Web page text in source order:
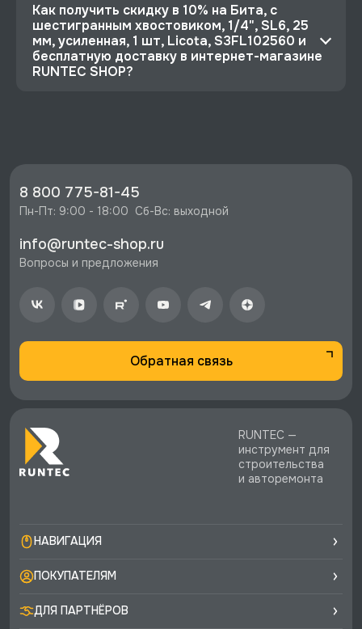
Как получить скидку в 10% на Бита, с
шестигранным хвостовиком, 1/4", SL6, 25
мм, усиленная, 1 шт, Licota, S3FL102560 и
бесплатную доставку в интернет-магазине
RUNTEC SHOP?
S3FL102560 со скидкой - 73 руб.
⚡️ Бесплатная доставка в Москве, Санкт-
стоимости заказа.
8 800 775-81-45
Пн-Пт: 9:00 - 18:00  Сб-Вс: выходной
info@runtec-shop.ru
Вопросы и предложения
Обратная связь
RUNTEC —
инструмент для
строительства
и авторемонта
НАВИГАЦИЯ
ПОКУПАТЕЛЯМ
ДЛЯ ПАРТНЁРОВ